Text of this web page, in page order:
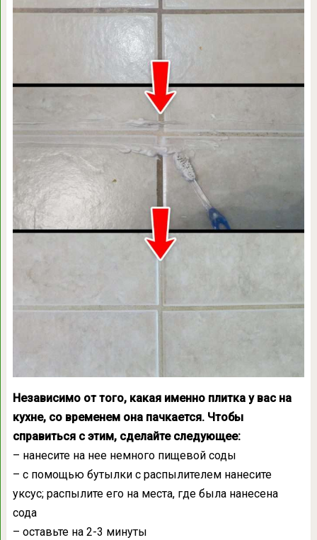
Независимо от того, какая именно плитка у вас на
кухне, со временем она пачкается. Чтобы
справиться с этим, сделайте следующее:
– нанесите на нее немного пищевой соды
– с помощью бутылки с распылителем нанесите
уксус; распылите его на места, где была нанесена
сода
– оставьте на 2-3 минуты